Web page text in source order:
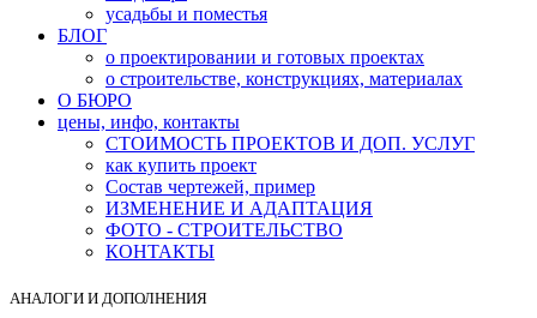
усадьбы и поместья
БЛОГ
о проектировании и готовых проектах
о строительстве, конструкциях, материалах
О БЮРО
цены, инфо, контакты
СТОИМОСТЬ ПРОЕКТОВ И ДОП. УСЛУГ
как купить проект
Состав чертежей, пример
ИЗМЕНЕНИЕ И АДАПТАЦИЯ
ФОТО - СТРОИТЕЛЬСТВО
КОНТАКТЫ
АНАЛОГИ И ДОПОЛНЕНИЯ